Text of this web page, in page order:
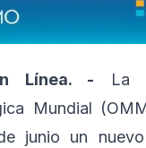
Línea. - La
Mundial
junio un nuevo